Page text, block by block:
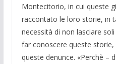
Montecitorio, in cui queste
raccontato le loro sto­rie, in
necessità di non lasciare
far conoscere queste storie,
queste denunce. «Perchè –